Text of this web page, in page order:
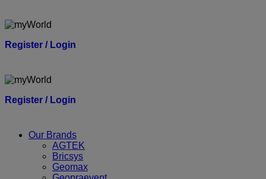
Register / Login
Register / Login
Our Brands
AGTEK
Bricsys
Geomax